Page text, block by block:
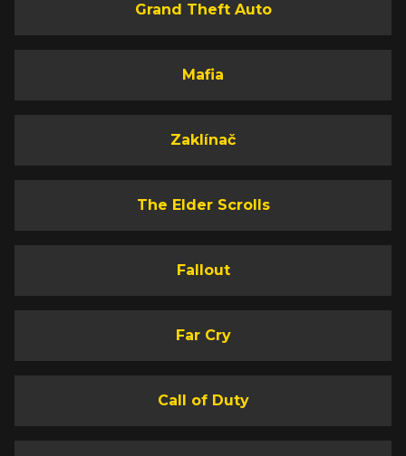
Grand Theft Auto
Mafia
Zaklínač
The Elder Scrolls
Fallout
Far Cry
Call of Duty